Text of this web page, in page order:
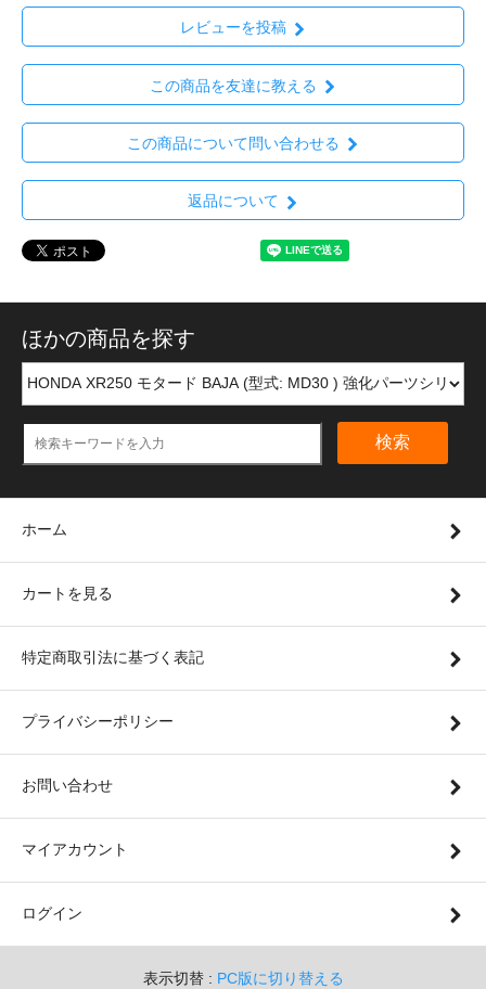
レビューを投稿
この商品を友達に教える
この商品について問い合わせる
返品について
ほかの商品を探す
検索
ホーム
カートを見る
特定商取引法に基づく表記
プライバシーポリシー
お問い合わせ
マイアカウント
ログイン
表示切替 : PC版に切り替える